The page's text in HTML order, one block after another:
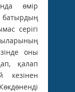
өмір
серігі
оны
қалап
кезінен